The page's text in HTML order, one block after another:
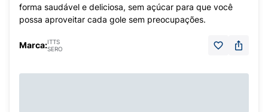
forma saudável e deliciosa, sem açúcar para que você
possa aproveitar cada gole sem preocupações.
Marca:ITTS
SERO